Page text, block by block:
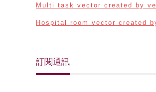
Multi task vector created by
Hospital room vector created
訂閱通訊